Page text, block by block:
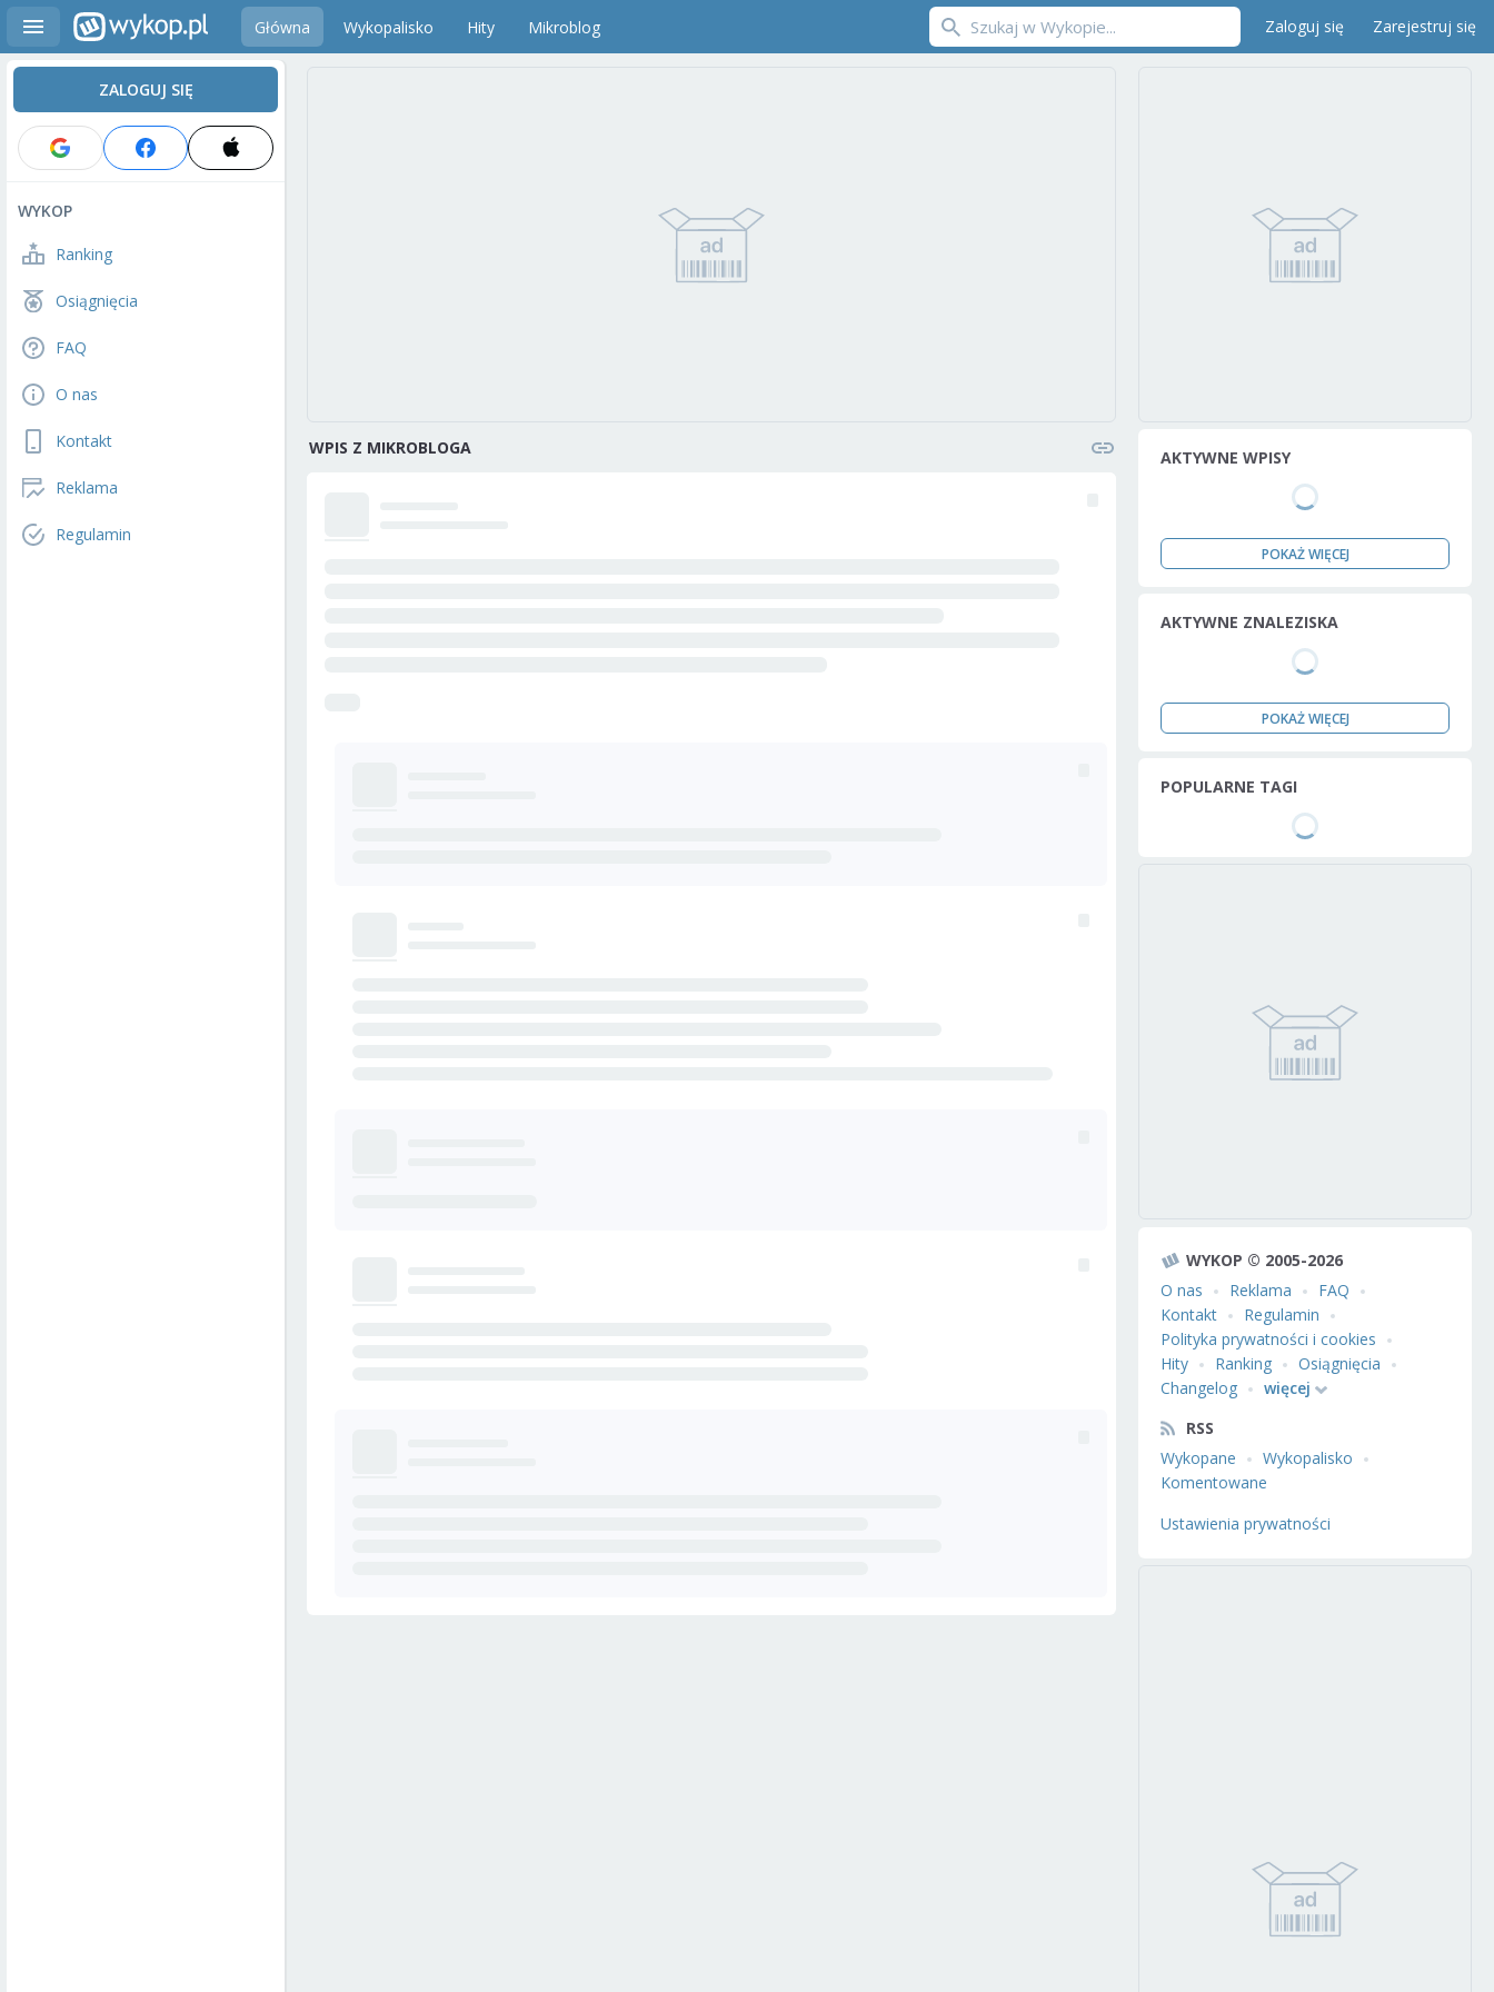
Główna Wykopalisko Hity Mikroblog Zaloguj się Zarejestruj się
ZALOGUJ SIĘ
WYKOP
Ranking
Osiągnięcia
FAQ
O nas
Kontakt
Reklama
Regulamin
WPIS Z MIKROBLOGA AKTYWNE WPISY
POKAŻ WIĘCEJ
AKTYWNE ZNALEZISKA
POKAŻ WIĘCEJ
POPULARNE TAGI
WYKOP © 2005-2026
O nas
Reklama
FAQ
Kontakt
Regulamin
Polityka prywatności i cookies
Hity
Ranking
Osiągnięcia
Changelog
więcej
RSS
Wykopane
Wykopalisko
Komentowane
Ustawienia prywatności